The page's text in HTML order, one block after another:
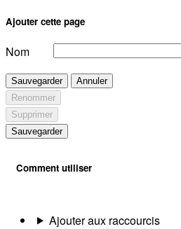
Ajouter cette page
Nom
Sauvegarder
Annuler
Renommer
Supprimer
Sauvegarder
Comment utiliser
Ajouter aux raccourcis